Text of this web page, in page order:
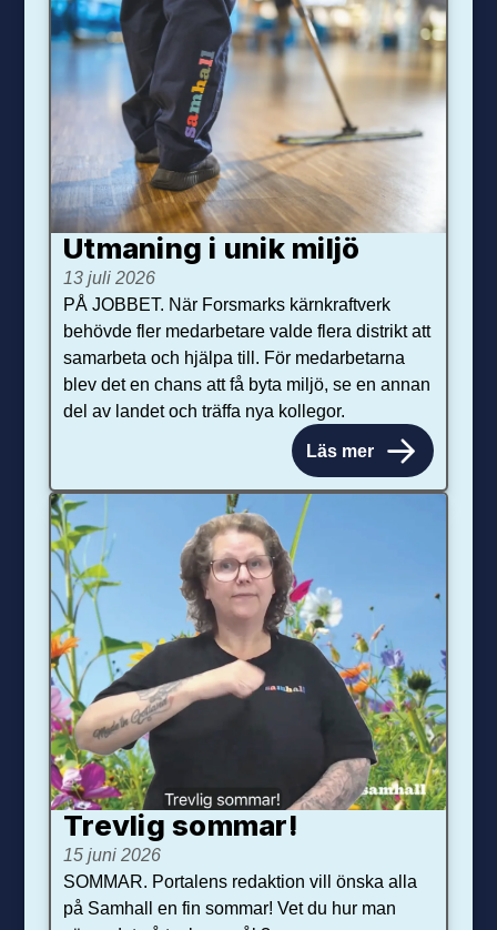
Utmaning i unik miljö
13 juli 2026
PÅ JOBBET. När Forsmarks kärnkraftverk
behövde fler medarbetare valde flera distrikt att
samarbeta och hjälpa till. För medarbetarna
blev det en chans att få byta miljö, se en annan
del av landet och träffa nya kollegor.
Läs mer
Trevlig sommar!
15 juni 2026
SOMMAR. Portalens redaktion vill önska alla
på Samhall en fin sommar! Vet du hur man